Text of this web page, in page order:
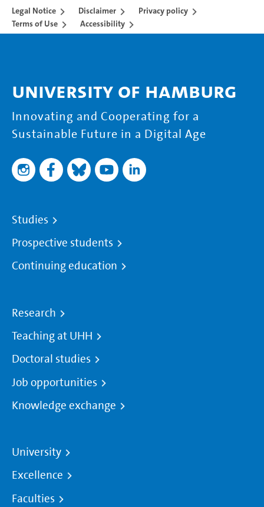
Legal Notice Disclaimer
Privacy policy
Terms of Use
Accessibility
University of Hamburg
Innovating and Cooperating for a
Sustainable Future in a Digital Age
Studies
Prospective students
Continuing education
Research
Teaching at UHH
Doctoral studies
Job opportunities
Knowledge exchange
University
Excellence
Faculties